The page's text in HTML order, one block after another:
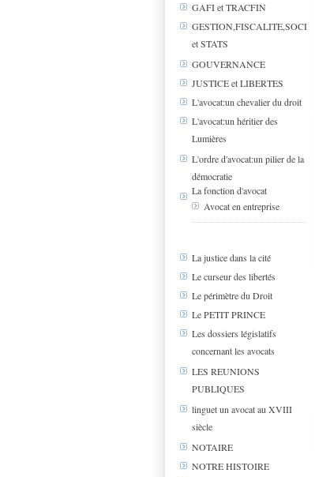
GAFI et TRACFIN
GESTION,FISCALITE,SOCIAL
et STATS
GOUVERNANCE
JUSTICE et LIBERTES
L'avocat:un chevalier du droit
L'avocat:un héritier des
Lumières
L'ordre d'avocat:un pilier de la
démocratie
La fonction d'avocat
Avocat en entreprise
La justice dans la cité
Le curseur des libertés
Le périmètre du Droit
Le PETIT PRINCE
Les dossiers législatifs
concernant les avocats
LES REUNIONS
PUBLIQUES
linguet un avocat au XVIII
siècle
NOTAIRE
NOTRE HISTOIRE